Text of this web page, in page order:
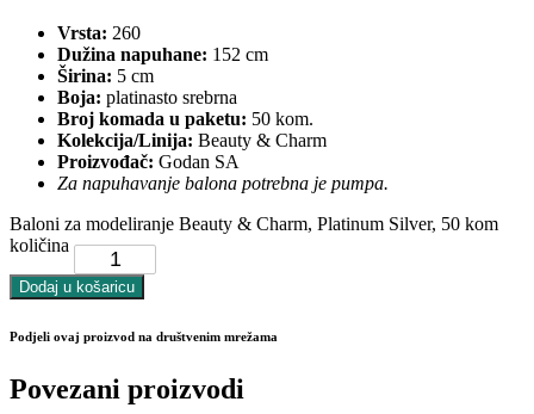
Vrsta: 260
Dužina napuhane: 152 cm
Širina: 5 cm
Boja: platinasto srebrna
Broj komada u paketu: 50 kom.
Kolekcija/Linija: Beauty & Charm
Proizvođač: Godan SA
Za napuhavanje balona potrebna je pumpa.
Baloni za modeliranje Beauty & Charm, Platinum Silver, 50 kom
količina
Dodaj u košaricu
Podjeli ovaj proizvod na društvenim mrežama
Povezani proizvodi